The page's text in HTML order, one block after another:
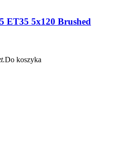
ET35 5x120 Brushed
Do koszyka